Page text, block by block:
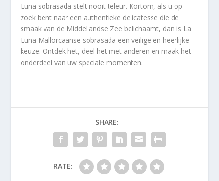
Luna sobrasada stelt nooit teleur. Kortom, als u op
zoek bent naar een authentieke delicatesse die de
smaak van de Middellandse Zee belichaamt, dan is La
Luna Mallorcaanse sobrasada een veilige en heerlijke
keuze. Ontdek het, deel het met anderen en maak het
onderdeel van uw speciale momenten.
SHARE:
RATE: